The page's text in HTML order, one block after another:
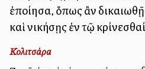
ἐποίησα, ὅπως ἂν
καὶ νικήσῃς ἐν τῷ
Κολιτσάρα